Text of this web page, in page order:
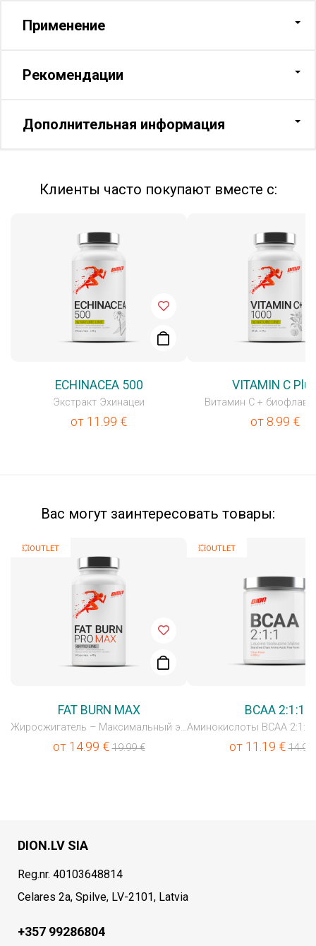
Применение
Рекомендации
Дополнительная информация
Клиенты часто покупают вместе с:
ECHINACEA 500
Экстракт Эхинацеи
от 11.99 €
VITAMIN C
Витамин C +
от 8.99 €
Вас могут заинтересовать товары:
💥OUTLET
FAT BURN MAX
Жиросжигатель – Максимальный эффект
от 14.99 €19.99€
💥OUTLET
BCAA 2:1:1
от 11.19 €14.99
DION.LV SIA
Reg.nr. 40103648814
Celares 2a, Spilve, LV-2101, Latvia
+357 99286804